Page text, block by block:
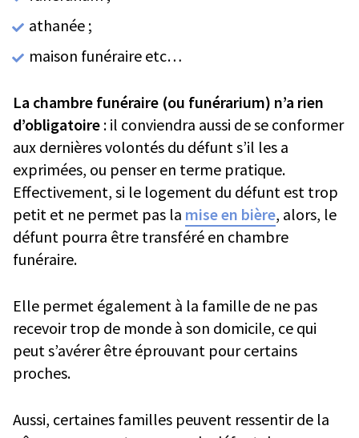
athanée ;
maison funéraire etc…
La chambre funéraire (ou funérarium) n’a rien
d’obligatoire : il conviendra aussi de se conformer
aux dernières volontés du défunt s’il les a
exprimées, ou penser en terme pratique.
Effectivement, si le logement du défunt est trop
petit et ne permet pas la mise en bière, alors, le
défunt pourra être transféré en chambre
funéraire.
Elle permet également à la famille de ne pas
recevoir trop de monde à son domicile, ce qui
peut s’avérer être éprouvant pour certains
proches.
Aussi, certaines familles peuvent ressentir de la